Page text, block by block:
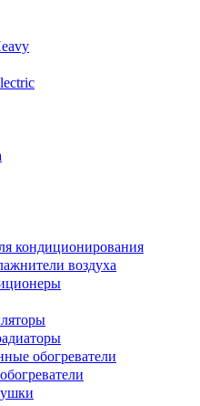
кондиционирования
воздуха
обогреватели